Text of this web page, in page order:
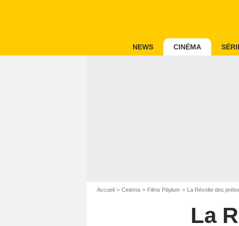
NEWS CINÉMA
Accueil Cinéma Films Péplum La Révolte des
La